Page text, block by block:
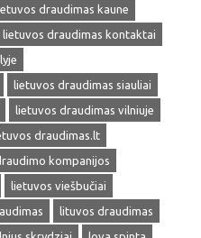
draudimas kaune
lietuvos draudimas kontaktai
lietuvos draudimas siauliai
lietuvos draudimas vilniuje
draudimas.lt
kompanijos
lietuvos viešbučiai
lituvos draudimas